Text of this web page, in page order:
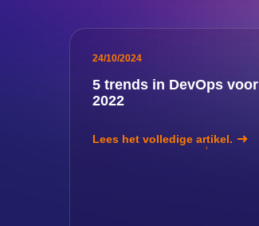
24/10/2024
5 trends in DevOps voor
2022
Lees het volledige artikel.